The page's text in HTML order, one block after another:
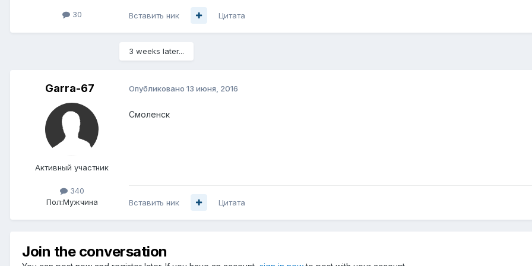
30 Вставить ник Цитата
3 weeks later...
Garra-67
Активный участник
340
Пол:Мужчина
Опубликовано 13 июня, 2016
Смоленск
Вставить ник Цитата
Join the conversation